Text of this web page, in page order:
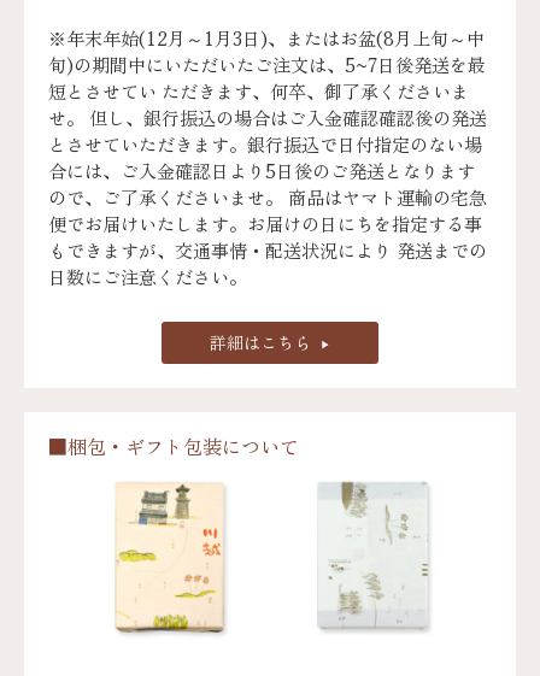
※年末年始(12月～1月3日)、またはお盆(8月上旬～中
旬)の期間中にいただいたご注文は、5~7日後発送を最
短とさせてい ただきます、何卒、御了承くださいま
せ。 但し、銀行振込の場合はご入金確認確認後の発送
とさせていただきます。銀行振込で日付指定のない場
合には、ご入金確認日より5日後のご発送となります
ので、ご了承くださいませ。 商品はヤマト運輸の宅急
便でお届けいたします。お届けの日にちを指定する事
もできますが、交通事情・配送状況により 発送までの
日数にご注意ください。
詳細はこちら
■梱包・ギフト包装について